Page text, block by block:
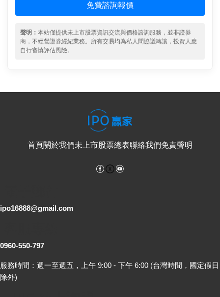
免費諮詢報價
聲明： 本站僅提供未上市股票資訊交流與價格諮詢服務，並非證券
商，不經營證券經紀業務。所有交易均為私人間協議轉讓，投資人應
自行審慎評估風險。
首頁關於我們未上市股票總表聯絡我們免責聲明
Facebook
ipo16888@gmail.com
0960-550-797
服務時間：週一至週五，上午 9:00 - 下午 6:00 (台灣時間，國定假日
除外)